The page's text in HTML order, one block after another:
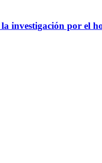
investigación por el